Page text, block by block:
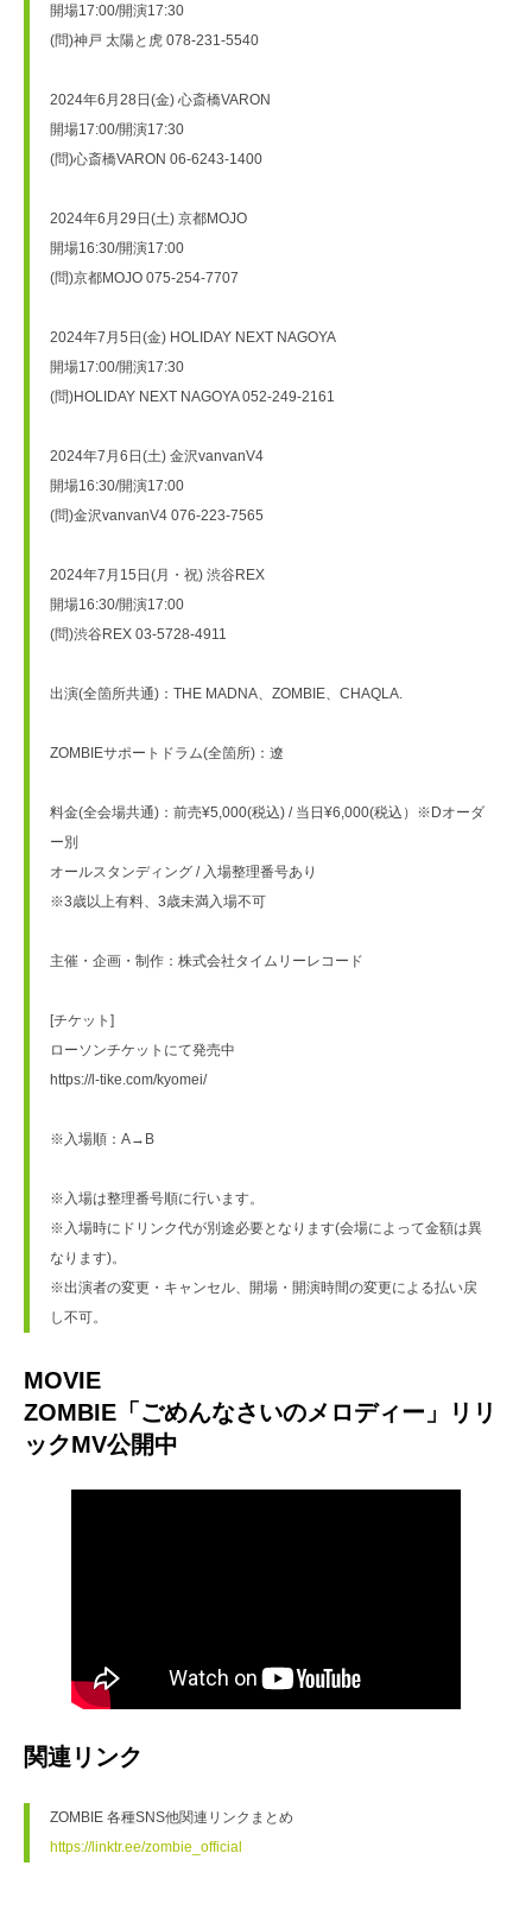
開場17:00/開演17:30
(問)神戸 太陽と虎 078-231-5540
2024年6月28日(金) 心斎橋VARON
開場17:00/開演17:30
(問)心斎橋VARON 06-6243-1400
2024年6月29日(土) 京都MOJO
開場16:30/開演17:00
(問)京都MOJO 075-254-7707
2024年7月5日(金) HOLIDAY NEXT NAGOYA
開場17:00/開演17:30
(問)HOLIDAY NEXT NAGOYA 052-249-2161
2024年7月6日(土) 金沢vanvanV4
開場16:30/開演17:00
(問)金沢vanvanV4 076-223-7565
2024年7月15日(月・祝) 渋谷REX
開場16:30/開演17:00
(問)渋谷REX 03-5728-4911
出演(全箇所共通)：THE MADNA、ZOMBIE、CHAQLA.
ZOMBIEサポートドラム(全箇所)：遼
料金(全会場共通)：前売¥5,000(税込) / 当日¥6,000(税込）※Dオーダ
ー別
オールスタンディング / 入場整理番号あり
※3歳以上有料、3歳未満入場不可
主催・企画・制作：株式会社タイムリーレコード
[チケット]
ローソンチケットにて発売中
https://l-tike.com/kyomei/
※入場順：A→B
※入場は整理番号順に行います。
※入場時にドリンク代が別途必要となります(会場によって金額は異
なります)。
※出演者の変更・キャンセル、開場・開演時間の変更による払い戻
し不可。
MOVIE
ZOMBIE「ごめんなさいのメロディー」リリ
ックMV公開中
関連リンク
ZOMBIE 各種SNS他関連リンクまとめ
https://linktr.ee/zombie_official